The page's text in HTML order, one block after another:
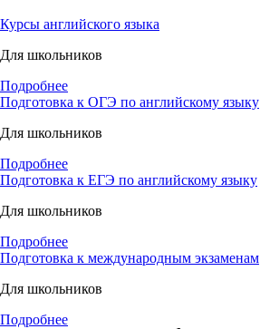
Курсы английского языка
Для школьников
Подробнее
Подготовка к ОГЭ по английскому языку
Для школьников
Подробнее
Подготовка к ЕГЭ по английскому языку
Для школьников
Подробнее
Подготовка к международным экзаменам
Для школьников
Подробнее